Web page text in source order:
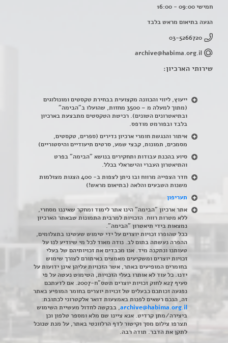
חמישי 09:00 - 16:00
הגעה בתיאום מראש בלבד
03-5266720
archive@habima.org.il
שירותי הארכיון:
ייעוץ, ליווי והכוונה מקצועית בבחירת טקסטים ומונולוגים
(מתוך למעלה מ – 3500 מחזות, שהועלו ב"הבימה"
ובתיאטרונים השונים). רכישת הטקסטים מתבצעת בארכיון
בלבד ובפורמט מודפס.
איתור והנגשת חומרי ארכיון נדירים (ספרים, טקסטים,
מסמכים, תמונות, קבצי שמע, סרטים תיעודיים והיסטוריים)
סיוע בהכנת עבודות ותחקירים בנושא "הבימה" בפרט
והתיאטרון העברי והישראלי בכלל.
חדר הצפייה מרווח ובו ניתן לצפות ב- 400 הצגות מצולמות
משנות השבעים והלאה (בתיאום מראש!)
תעריפון
אתר ארכיון "הבימה" הינו אתר לימוד ומחקר שאיננו מסחרי,
ללא מטרות רווח. הזכויות למרבית התמונות שבאתר הארכיון
נמצאות בידי תיאטרון "הבימה".
ככל שהופרו זכויות יוצרים על ידי שימוש שעשינו בתצלומים,
ההפרה נעשתה בתום לב. נודה מאוד לכל מי שיודיע לנו על
טעותנו ונתקנה מיד. אנו מכבדים את זכויותיהם של בעלי
זכויות יוצרים ומשקיעים מאמצים באיתורם לצורך שימוש
בחומרים המופיעים באתר, אשר הזכויות עליהן אינן ידועות על
ידנו. כל עוד לא אותרו בעלי הזכויות, השימוש נעשה על פי
סעיף 27א לחוק זכויות יוצרים תשס"ח-2007. אם לדעתכם
נפגעה זכותכם כבעלים של זכויות יוצרים בחומר המופיע באתר
זה, הנכם רשאים לפנות באמצעות דואר אלקטרוני לכתובת:
archive@habima.org.il, בבקשה לחדול מעשיית השימוש
ביצירה/מתן קרדיט. אנא ציינו שם מלא ומספר טלפון וכן
תצרפו צילום מסך וקישור לדף הרלוונטי באתר, על מנת שנוכל
לתקן את הדבר. תודה רבה.